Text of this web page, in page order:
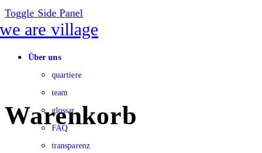
Toggle Side Panel
Über uns
quartiere
team
glossar
FAQ
transparenz
Warenkorb